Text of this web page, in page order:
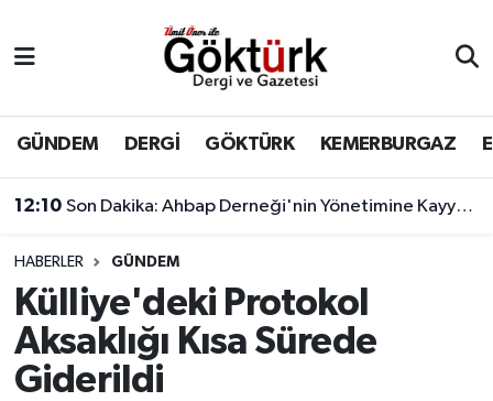
GÜNDEM DERGİ GÖKTÜRK KEMERBURGAZ
12:10 Son Dakika: Ahbap Derneği'nin Yönetimine Kayyum Atandı
HABERLER GÜNDEM
Külliye'deki Protokol
Aksaklığı Kısa Sürede
Giderildi
BİLİM
DERGİ
DÜNYA
EĞİTİM
EKONOMİ
Eyüpsultan Hava Durumu
Eyüpsultan Trafik Yoğunluk Haritası
Süper Lig Puan Durumu ve Fikstür
Tüm Manşetler
Son Dakika Haberleri
Haber Arşivi